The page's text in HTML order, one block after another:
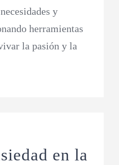
y
herramientas
la pasión y la
en la